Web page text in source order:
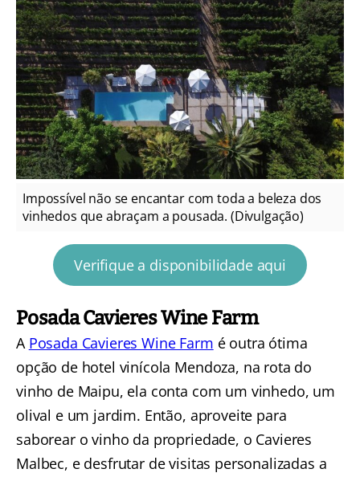
Impossível não se encantar com toda a beleza dos
vinhedos que abraçam a pousada. (Divulgação)
Verifique a disponibilidade aqui
Posada Cavieres Wine Farm
A Posada Cavieres Wine Farm é outra ótima
opção de hotel vinícola Mendoza, na rota do
vinho de Maipu, ela conta com um vinhedo, um
olival e um jardim. Então, aproveite para
saborear o vinho da propriedade, o Cavieres
Malbec, e desfrutar de visitas personalizadas a